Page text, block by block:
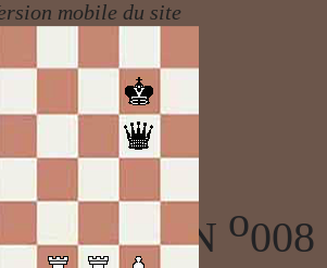
PARTIE N o008